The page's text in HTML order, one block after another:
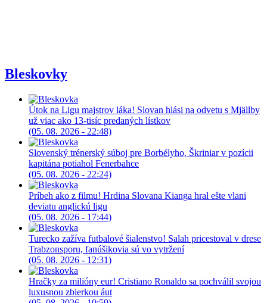
Bleskovky
Útok na Ligu majstrov láka! Slovan hlási na odvetu s Mjällby
už viac ako 13-tisíc predaných lístkov
(05. 08. 2026 - 22:48)
Slovenský trénerský súboj pre Borbélyho, Škriniar v pozícii
kapitána potiahol Fenerbahce
(05. 08. 2026 - 22:24)
Príbeh ako z filmu! Hrdina Slovana Kianga hral ešte vlani
deviatu anglickú ligu
(05. 08. 2026 - 17:44)
Turecko zažíva futbalové šialenstvo! Salah pricestoval v drese
Trabzonsporu, fanúšikovia sú vo vytržení
(05. 08. 2026 - 12:31)
Hračky za milióny eur! Cristiano Ronaldo sa pochválil svojou
luxusnou zbierkou áut